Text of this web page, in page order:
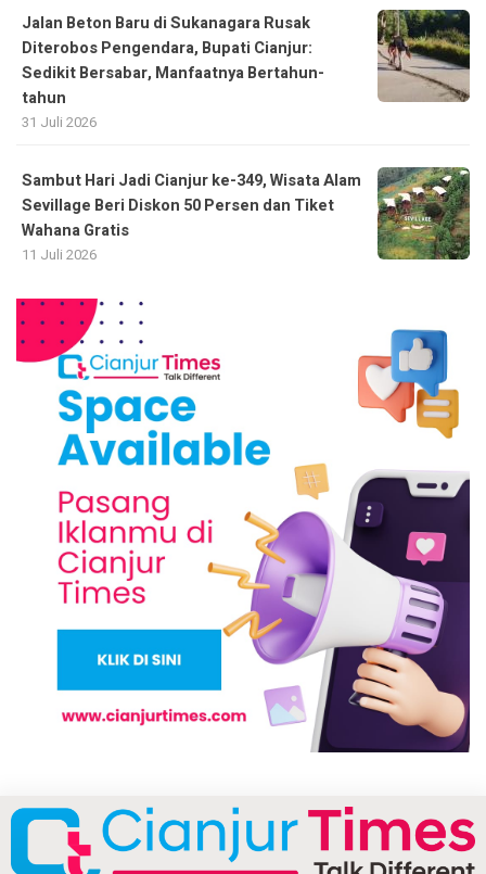
Jalan Beton Baru di Sukanagara Rusak
Diterobos Pengendara, Bupati Cianjur:
Sedikit Bersabar, Manfaatnya Bertahun-
tahun
31 Juli 2026
Sambut Hari Jadi Cianjur ke-349, Wisata Alam
Sevillage Beri Diskon 50 Persen dan Tiket
Wahana Gratis
11 Juli 2026